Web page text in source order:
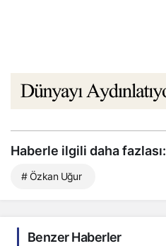
Haberle ilgili daha fazlası:
# Özkan Uğur
Benzer Haberler